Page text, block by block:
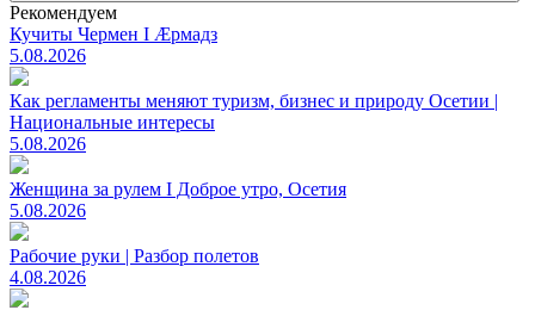
Рекомендуем
Кучиты Чермен I Æрмадз
5.08.2026
Как регламенты меняют туризм, бизнес и природу Осетии |
Национальные интересы
5.08.2026
Женщина за рулем I Доброе утро, Осетия
5.08.2026
Рабочие руки | Разбор полетов
4.08.2026